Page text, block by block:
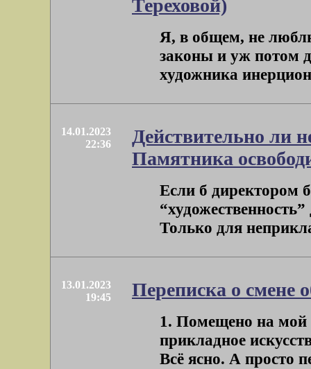
Тереховой)
Я, в общем, не
законы и уж потом
художника
14.01.2023
22:36
Действительно ли
Памятника
Если б директором
Только для
13.01.2023
19:45
Переписка о смене
1. Помещено на мой
прикладное
Всё ясно. А просто